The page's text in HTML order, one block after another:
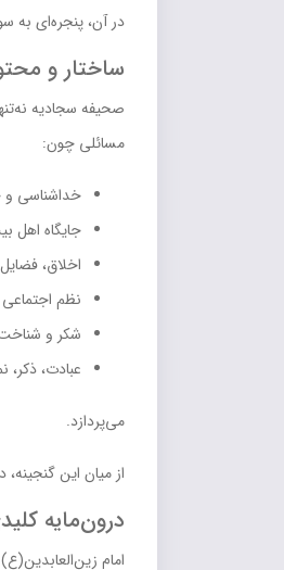
در آن، پنجره‌ای
ساختار و
صحیفه سجادیه
مسائلی چون:
خداشناسی و
جایگاه اهل
اخلاق،
نظم
شکر و
عبادت، ذکر،
می‌پردازد.
از میان این گنجینه،
درون‌مایه
امام